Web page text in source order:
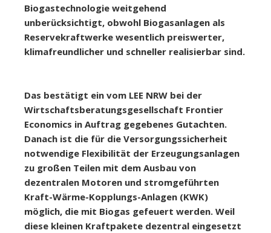
Biogastechnologie weitgehend
unberücksichtigt, obwohl Biogasanlagen als
Reservekraftwerke wesentlich preiswerter,
klimafreundlicher und schneller realisierbar sind.
Das bestätigt ein vom LEE NRW bei der
Wirtschaftsberatungsgesellschaft Frontier
Economics in Auftrag gegebenes Gutachten.
Danach ist die für die Versorgungssicherheit
notwendige Flexibilität der Erzeugungsanlagen
zu großen Teilen mit dem Ausbau von
dezentralen Motoren und stromgeführten
Kraft-Wärme-Kopplungs-Anlagen (KWK)
möglich, die mit Biogas gefeuert werden. Weil
diese kleinen Kraftpakete dezentral eingesetzt